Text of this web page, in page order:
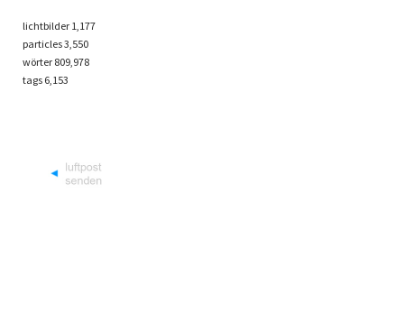
lichtbilder 1,177
particles3,550
wörter 809,978
tags 6,153